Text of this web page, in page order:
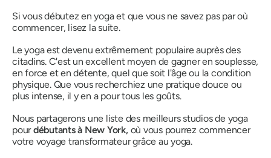
Si vous débutez en yoga et que vous ne savez pas par où
commencer, lisez la suite.
Le yoga est devenu extrêmement populaire auprès des
citadins. C'est un excellent moyen de gagner en souplesse,
en force et en détente, quel que soit l'âge ou la condition
physique. Que vous recherchiez une pratique douce ou
plus intense, il y en a pour tous les goûts.
Nous partagerons une liste des meilleurs studios de yoga
pourdébutants à New York, où vous pourrez commencer
votre voyage transformateur grâce au yoga.